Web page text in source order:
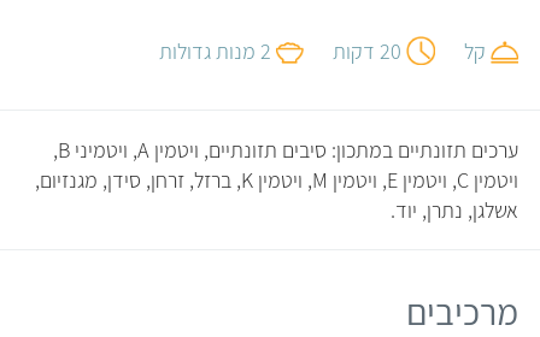
קל 20 דקות 2 מנות גדולות
ערכים תזונתיים במתכון: סיבים תזונתיים, ויטמין A, ויטמיני B,
ויטמין C, ויטמין E, ויטמין M, ויטמין K, ברזל, זרחן, סידן, מגנזיום,
אשלגן, נתרן, יוד.
מרכיבים